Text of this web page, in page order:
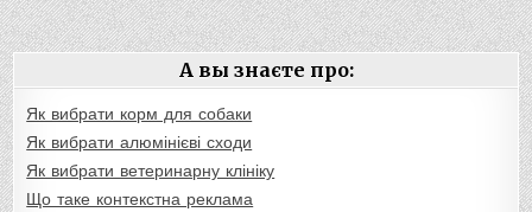
А вы знаєте про:
Як вибрати корм для собаки
Як вибрати алюмінієві сходи
Як вибрати ветеринарну клініку
Що таке контекстна реклама